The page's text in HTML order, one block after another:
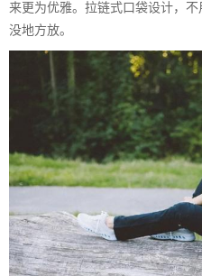
来更为优雅。拉链式口袋设计，
没地方放。